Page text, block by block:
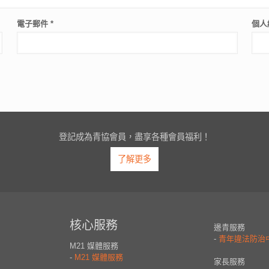
電子郵件 * 個人
登記成為青協會員，盡享各種會員福利！
了解更多